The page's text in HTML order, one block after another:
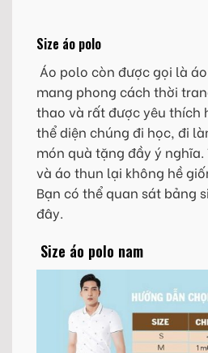
Size áo polo
Áo polo còn được gọi là
mang phong cách thời
thao và rất được yêu thích
thể diện chúng đi học, đi
món quà tặng đầy ý
và áo thun lại không hề
Bạn có thể quan sát bảng
đây.
Size áo polo nam